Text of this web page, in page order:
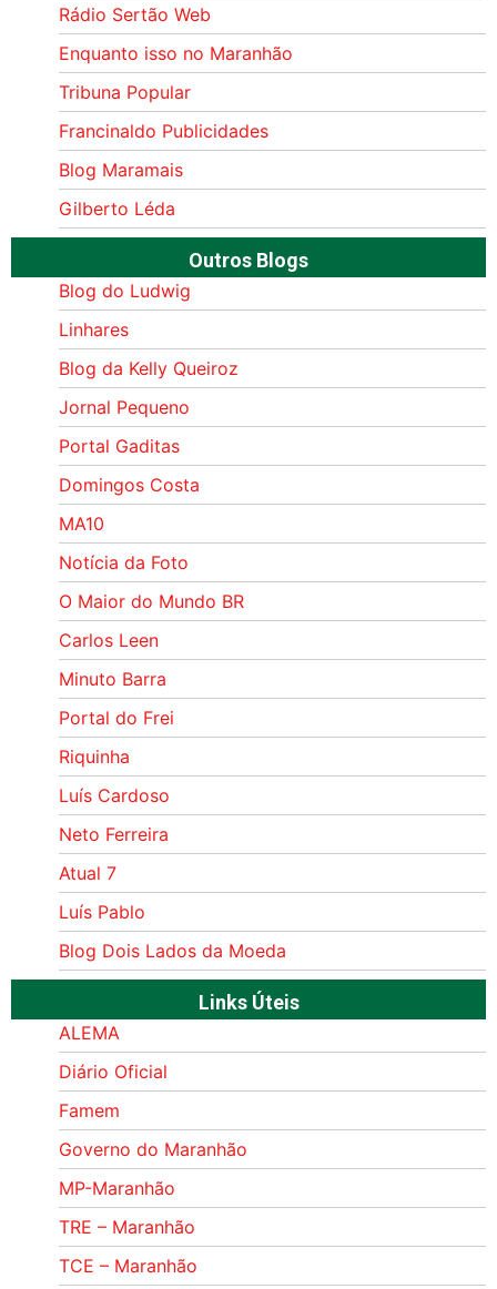
Rádio Sertão Web
Enquanto isso no Maranhão
Tribuna Popular
Francinaldo Publicidades
Blog Maramais
Gilberto Léda
Outros Blogs
Blog do Ludwig
Linhares
Blog da Kelly Queiroz
Jornal Pequeno
Portal Gaditas
Domingos Costa
MA10
Notícia da Foto
O Maior do Mundo BR
Carlos Leen
Minuto Barra
Portal do Frei
Riquinha
Luís Cardoso
Neto Ferreira
Atual 7
Luís Pablo
Blog Dois Lados da Moeda
Links Úteis
ALEMA
Diário Oficial
Famem
Governo do Maranhão
MP-Maranhão
TRE – Maranhão
TCE – Maranhão